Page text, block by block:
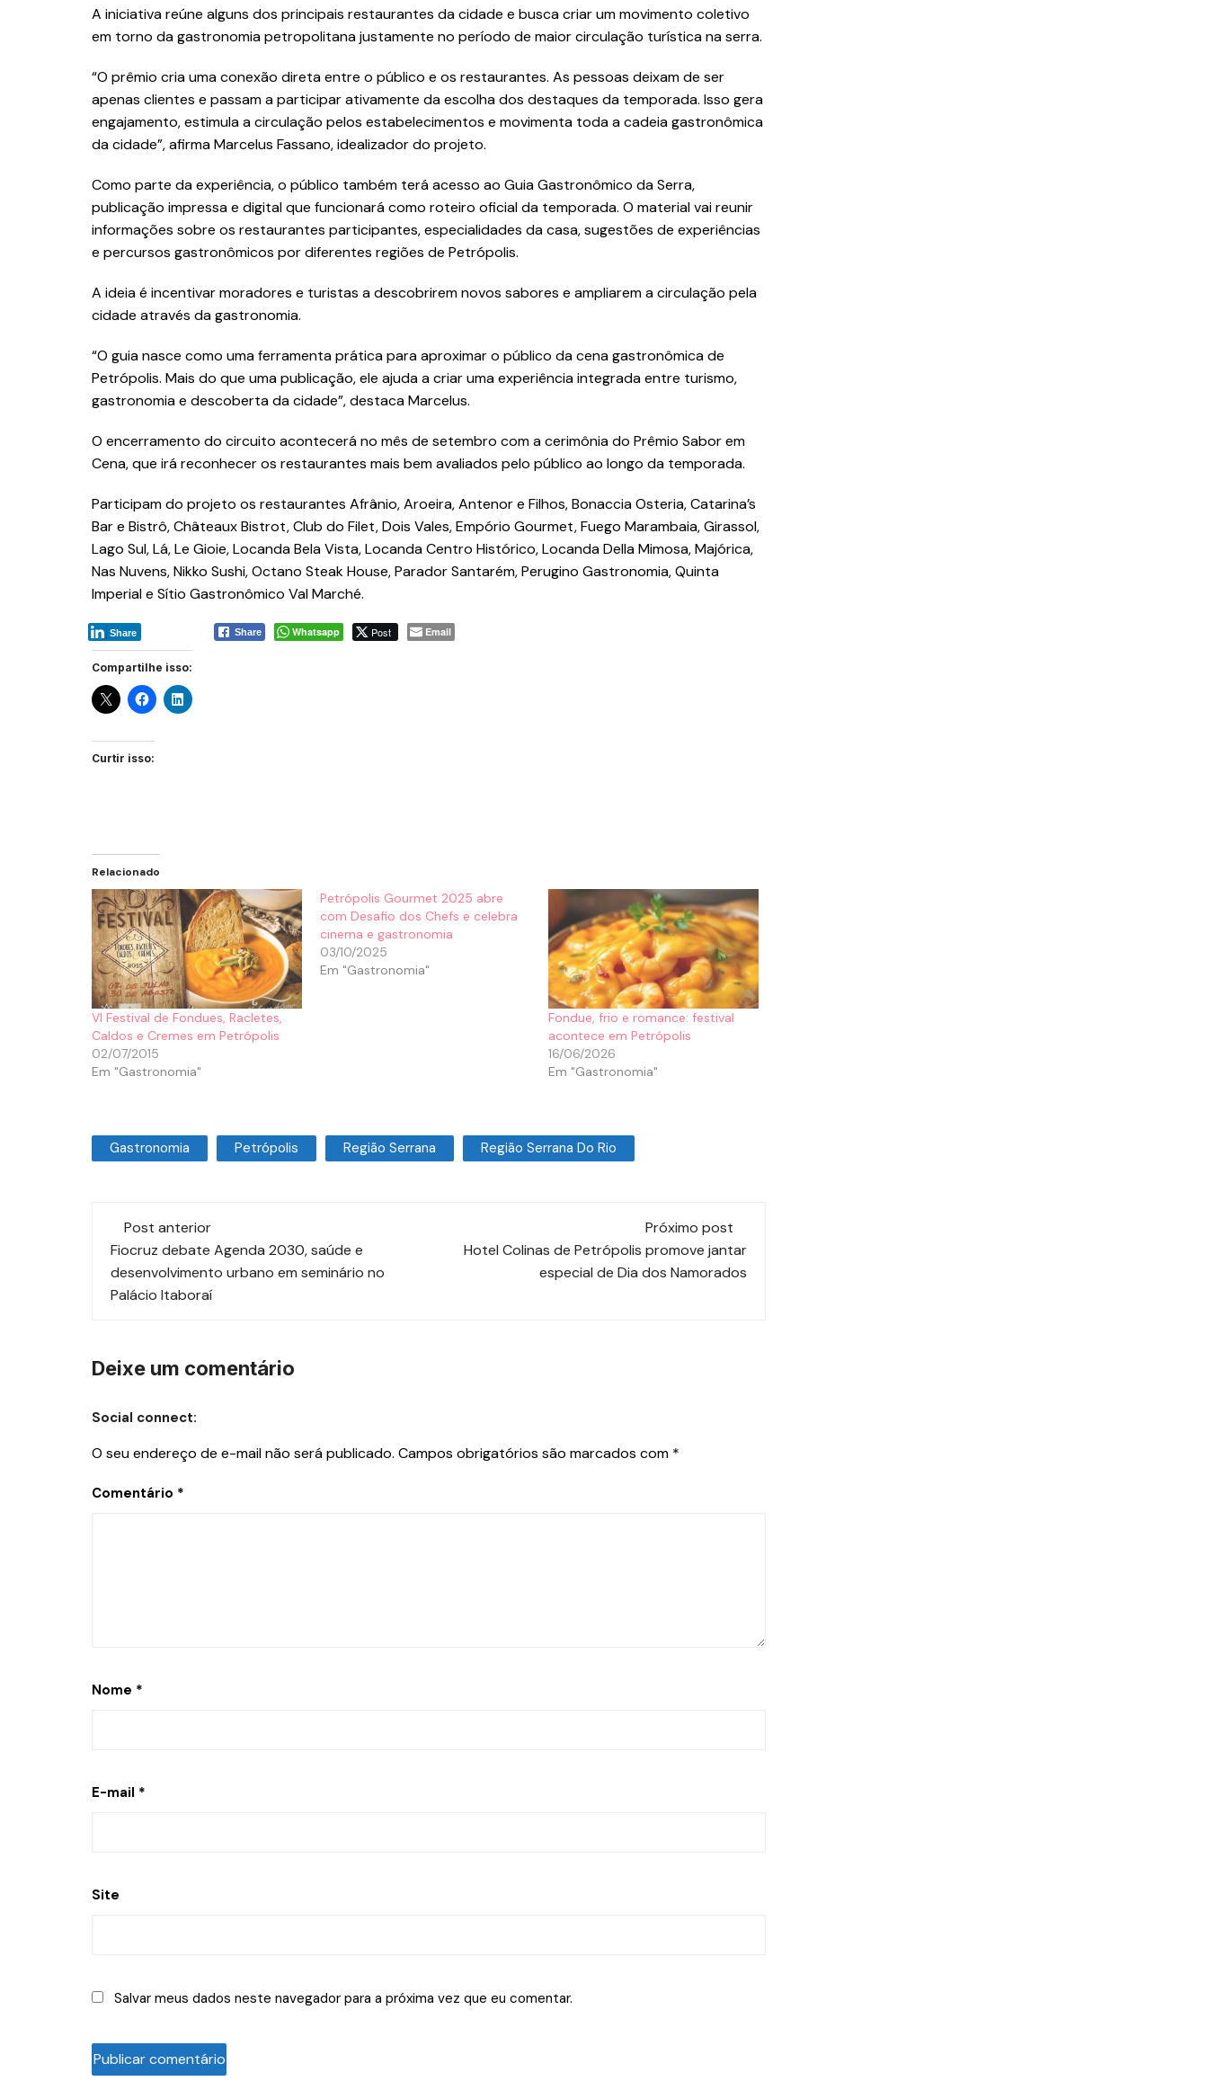
A iniciativa reúne alguns dos principais restaurantes da cidade e busca criar um movimento coletivo
em torno da gastronomia petropolitana justamente no período de maior circulação turística na serra.
“O prêmio cria uma conexão direta entre o público e os restaurantes. As pessoas deixam de ser
apenas clientes e passam a participar ativamente da escolha dos destaques da temporada. Isso gera
engajamento, estimula a circulação pelos estabelecimentos e movimenta toda a cadeia gastronômica
da cidade”, afirma Marcelus Fassano, idealizador do projeto.
Como parte da experiência, o público também terá acesso ao Guia Gastronômico da Serra,
publicação impressa e digital que funcionará como roteiro oficial da temporada. O material vai reunir
informações sobre os restaurantes participantes, especialidades da casa, sugestões de experiências
e percursos gastronômicos por diferentes regiões de Petrópolis.
A ideia é incentivar moradores e turistas a descobrirem novos sabores e ampliarem a circulação pela
cidade através da gastronomia.
“O guia nasce como uma ferramenta prática para aproximar o público da cena gastronômica de
Petrópolis. Mais do que uma publicação, ele ajuda a criar uma experiência integrada entre turismo,
gastronomia e descoberta da cidade”, destaca Marcelus.
O encerramento do circuito acontecerá no mês de setembro com a cerimônia do Prêmio Sabor em
Cena, que irá reconhecer os restaurantes mais bem avaliados pelo público ao longo da temporada.
Participam do projeto os restaurantes Afrânio, Aroeira, Antenor e Filhos, Bonaccia Osteria, Catarina’s
Bar e Bistrô, Châteaux Bistrot, Club do Filet, Dois Vales, Empório Gourmet, Fuego Marambaia, Girassol,
Lago Sul, Lá, Le Gioie, Locanda Bela Vista, Locanda Centro Histórico, Locanda Della Mimosa, Majórica,
Nas Nuvens, Nikko Sushi, Octano Steak House, Parador Santarém, Perugino Gastronomia, Quinta
Imperial e Sítio Gastronômico Val Marché.
Share Whatsapp Post Email
Share
Compartilhe isso:
Curtir isso:
Relacionado
Vl Festival de Fondues, Racletes,
Caldos e Cremes em Petrópolis
02/07/2015
Em "Gastronomia"
Petrópolis Gourmet 2025 abre
com Desafio dos Chefs e celebra
cinema e gastronomia
03/10/2025
Em "Gastronomia"
Fondue, frio e romance: festival
acontece em Petrópolis
16/06/2026
Em "Gastronomia"
Gastronomia Petrópolis Região Serrana Região Serrana Do Rio
Post anterior
Fiocruz debate Agenda 2030, saúde e
desenvolvimento urbano em seminário no
Palácio Itaboraí
Próximo post
Hotel Colinas de Petrópolis promove jantar
especial de Dia dos Namorados
Deixe um comentário
Social connect:
O seu endereço de e-mail não será publicado. Campos obrigatórios são marcados com *
Comentário *
Nome *
E-mail *
Site
Salvar meus dados neste navegador para a próxima vez que eu comentar.